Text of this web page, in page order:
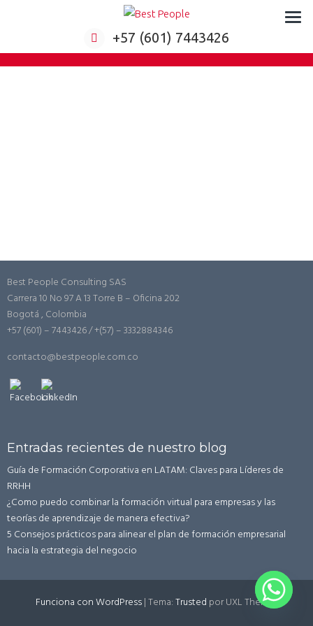
Formación virtual para empresas
+57 (601) 7443426
Best People Consulting SAS
Carrera 10 No 97 A 13 Torre B – Oficina 202
Bogotá , Colombia
+57 (601) – 7443426 / +(57) – 3332884346
contacto@bestpeople.com.co
Entradas recientes de nuestro blog
Guía de Formación Corporativa en LATAM: Claves para Líderes de
RRHH
¿Como puedo combinar la formación virtual para empresas y las
teorías de aprendizaje de manera efectiva?
5 Consejos prácticos para alinear el plan de formación empresarial
hacia la estrategia del negocio
Funciona con WordPress|Tema:Trusted por UXL Themes